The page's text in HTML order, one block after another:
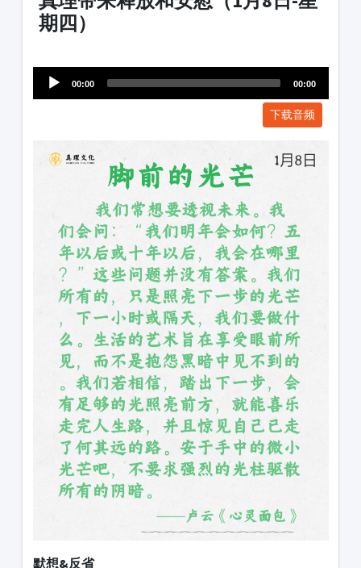
期四）
Player
00:00 00:00
下载音频
默想&反省